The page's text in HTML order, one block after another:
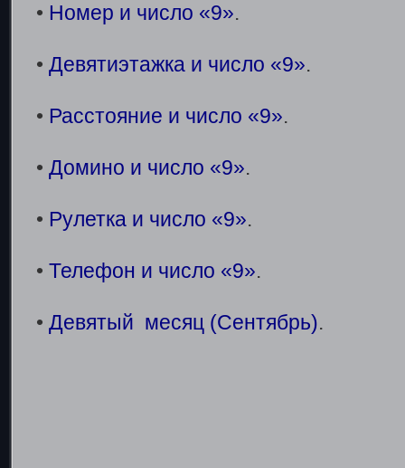
• Номер и число «9».
• Девятиэтажка и число «9».
• Расстояние и число «9».
• Домино и число «9».
• Рулетка и число «9».
• Телефон и число «9».
• Девятый месяц (Сентябрь).